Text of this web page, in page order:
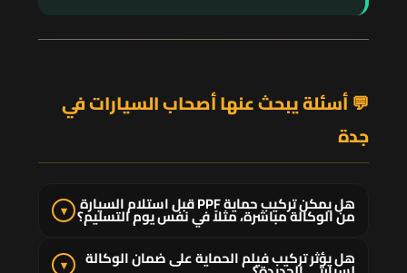
💬 أسئلة يبحث عنها أصحاب السيارات في
جدة
هل يمكن تركيب حماية PPF قبل استلام السيارة
من الوكالة مباشرة، مثلاً في نفس يوم التسليم؟ ▾
نعم، وهذا خيار مثالي يفعله كثير من العملاء المتحمسين
هل يؤثر تركيب فيلم الحماية على ضمان الوكالة ▾